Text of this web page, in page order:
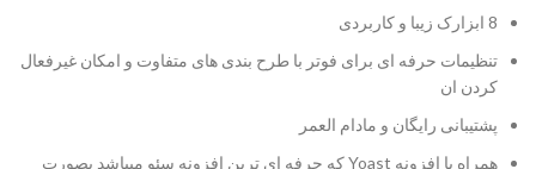
8 ابزارک زیبا و کاربردی
تنظیمات حرفه ای برای فوتر با طرح بندی های متفاوت و امکان غیرفعال
کردن ان
پشتیبانی رایگان و مادام العمر
همراه با افزونه Yoast که حرفه ای ترین افزونه سئو میباشد بصورت